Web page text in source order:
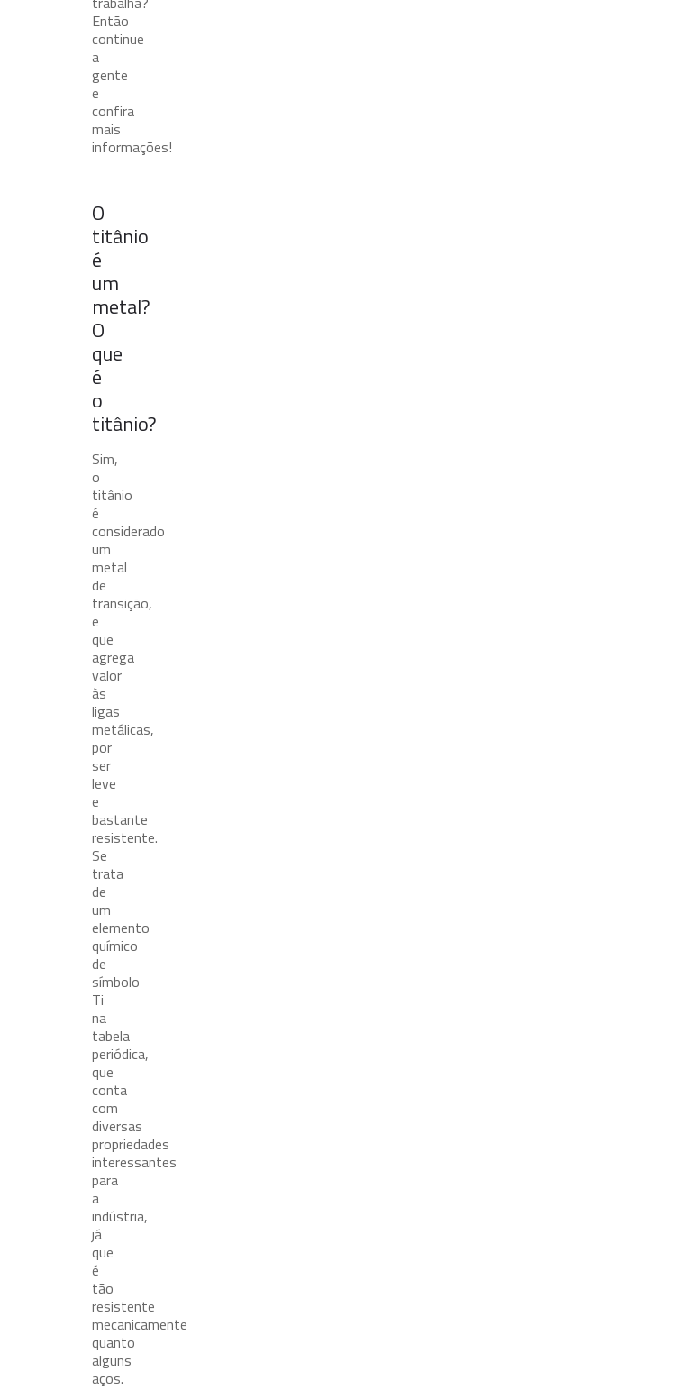
Então
continue
a
gente
e
confira
mais
informações!
O
titânio
é
um
metal?
O
que
é
o
titânio?
Sim,
o
titânio
é
considerado
um
metal
de
transição,
e
que
agrega
valor
às
ligas
metálicas,
por
ser
leve
e
bastante
resistente.
Se
trata
de
um
elemento
químico
de
símbolo
Ti
na
tabela
periódica,
que
conta
com
diversas
propriedades
interessantes
para
a
indústria,
já
que
é
tão
resistente
mecanicamente
quanto
alguns
aços.